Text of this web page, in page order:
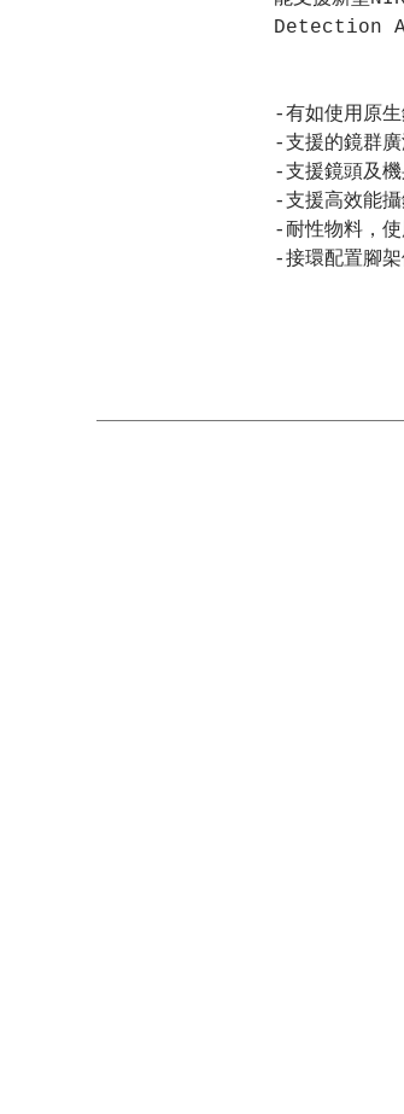
Detection
-有如使用原
-支援的鏡群廣
-支援鏡頭及
-支援高效能
-耐性物料，
-接環配置腳